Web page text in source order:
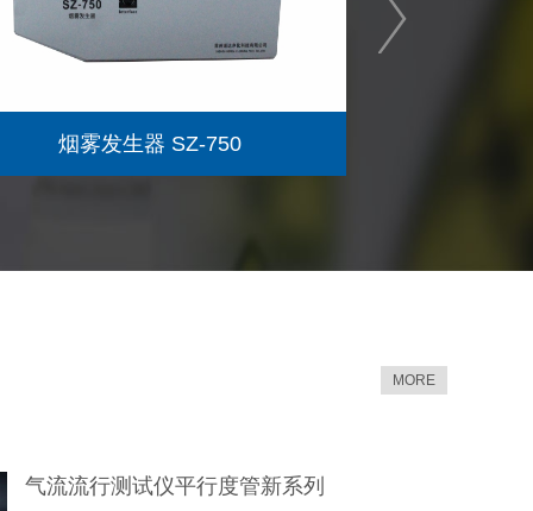
烟雾发生器 SZ-750
MORE
气流流行测试仪平行度管新系列